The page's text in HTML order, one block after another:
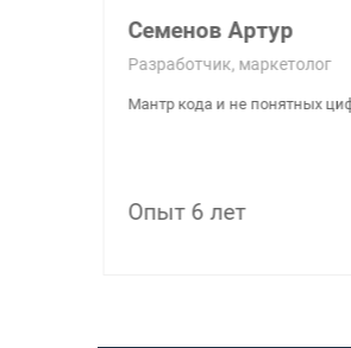
Леваков Роман
Инженер
Джедай модульного ремонта и
Опыт 7 лет